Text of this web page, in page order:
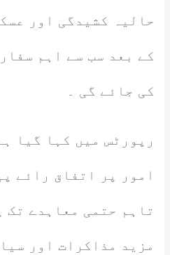
حالیہ کشیدگی اور
کے بعد سب سے اہم
کی جائے گی ۔
رپورٹس میں کہا گیا
امور پر اتفاق رائے
تاہم حتمی معاہدے تک
مزید مذاکرات اور